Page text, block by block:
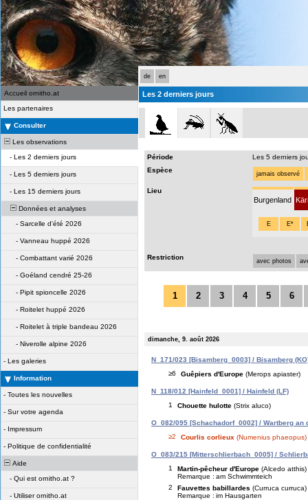
de en
Accueil ornitho.at
Les partenaires
Consulter
Les observations
- Les 2 derniers jours
- Les 5 derniers jours
- Les 15 derniers jours
Données et analyses
- Sarcelle d'été 2026
- Vanneau huppé 2026
- Combattant varié 2026
- Goéland cendré 25-26
- Pipit spioncelle 2026
- Roitelet huppé 2026
- Roitelet à triple bandeau 2026
- Niverolle alpine 2026
- Les galeries
Information
- Toutes les nouvelles
- Sur votre agenda
- Impressum
- Politique de confidentialité
Aide
- Qui est ornitho.at ?
- Utiliser ornitho.at
Les 2 derniers jours
Période
Les 5 derniers
Espèce
jamais observé
Lieu
Burgenland
E E*
Restriction avec photos
1 2 3 4 5 6
dimanche, 9. août 2026
N_171/023 [Bisamberg_0003] / Bisamberg
≥6
Guêpiers d'Europe (Merops apiaster)
N_118/012 [Hainfeld_0001] / Hainfeld (LF)
1
Chouette hulotte (Strix aluco)
O_082/095 [Schachadorf_0002] / Wartberg an
≥2
Courlis corlieux (Numenius phaeopus)
O_083/215 [Mitterschlierbach_0005] /
1
Martin-pêcheur d'Europe (Alcedo atthis)
Remarque : am Schwimmteich
2
Fauvettes babillardes (Curruca curruca)
Remarque : im Hausgarten